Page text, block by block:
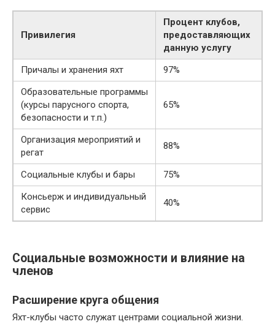
Привилегия
Процент клубов,
предоставляющих
данную услугу
Причалы и хранения яхт
97%
Образовательные программы
(курсы парусного спорта,
безопасности и т.п.)
65%
Организация мероприятий и
регат
88%
Социальные клубы и бары
75%
Консьерж и индивидуальный
сервис
40%
Социальные возможности и влияние на
членов
Расширение круга общения
Яхт-клубы часто служат центрами социальной жизни.